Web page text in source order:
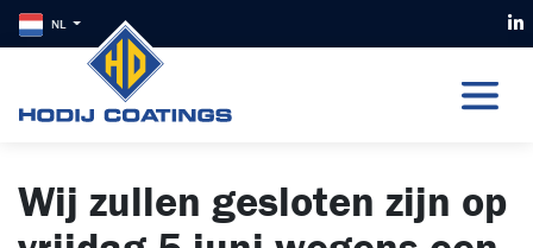
NL
Wij zullen gesloten zijn op